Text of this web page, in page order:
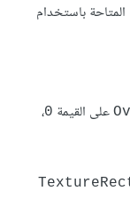
باستخدام
على القيمة 0،